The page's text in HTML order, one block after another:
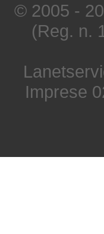
© 2005 -
(Reg. n.
Imprese